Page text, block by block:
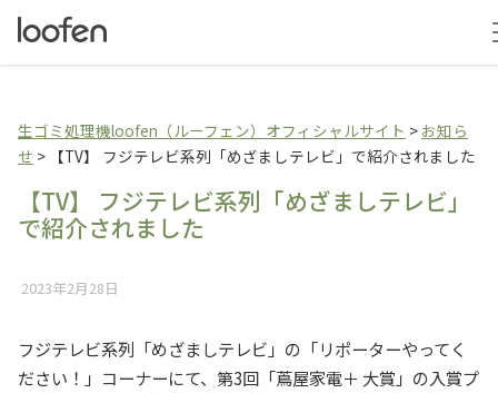
生ゴミ乾燥機loofen（ル
生ゴミ処理機loofen（ルーフェン）オフィシャルサイト > お知ら
せ > 【TV】 フジテレビ系列「めざましテレビ」で紹介されました
【TV】 フジテレビ系列「めざましテレビ」
で紹介されました
2023年2月28日
フジテレビ系列「めざましテレビ」の「リポーターやってく
ださい！」コーナーにて、第3回「蔦屋家電＋ 大賞」の入賞プ